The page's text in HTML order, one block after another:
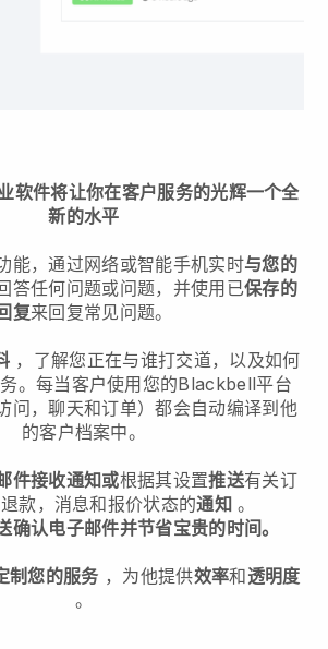
软件将让你在客户服务的光辉一个全
新的水平
能，通过网络或智能手机实时与您的
答任何问题或问题，并使用已保存的
复来回复常见问题。
，了解您正在与谁打交道，以及如何
。每当客户使用您的Blackbell平台
问，聊天和订单）都会自动编译到他
的客户档案中。
件接收通知或根据其设置推送有关订
款，消息和报价状态的通知 。
确认电子邮件并节省宝贵的时间。
制您的服务 ，为他提供效率和透明度
。